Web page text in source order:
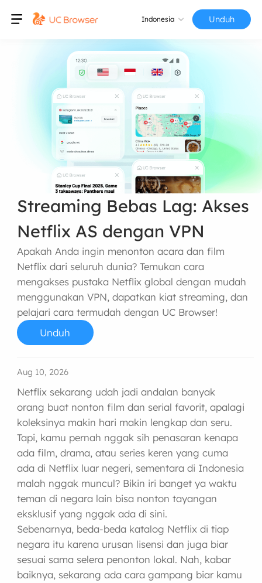
Unduh
Indonesia
Streaming Bebas Lag: Akses
Netflix AS dengan VPN
Apakah Anda ingin menonton acara dan film
Netflix dari seluruh dunia? Temukan cara
mengakses pustaka Netflix global dengan mudah
menggunakan VPN, dapatkan kiat streaming, dan
pelajari cara termudah dengan UC Browser!
Unduh
Aug 10, 2026
Netflix sekarang udah jadi andalan banyak
orang buat nonton film dan serial favorit, apalagi
koleksinya makin hari makin lengkap dan seru.
Tapi, kamu pernah nggak sih penasaran kenapa
ada film, drama, atau series keren yang cuma
ada di Netflix luar negeri, sementara di Indonesia
malah nggak muncul? Bikin iri banget ya waktu
teman di negara lain bisa nonton tayangan
eksklusif yang nggak ada di sini.
Sebenarnya, beda-beda katalog Netflix di tiap
negara itu karena urusan lisensi dan juga biar
sesuai sama selera penonton lokal. Nah, kabar
baiknya, sekarang ada cara gampang biar kamu